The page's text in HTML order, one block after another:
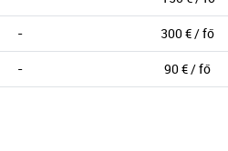
- 300 € / fő
- 90 € / fő